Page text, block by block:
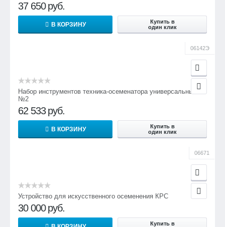
37 650 руб.
В КОРЗИНУ
Купить в
один клик
06142Э
Набор инструментов техника-осеменатора универсальный
№2
62 533 руб.
В КОРЗИНУ
Купить в
один клик
06671
Устройство для искусственного осеменения КРС
30 000 руб.
Купить в